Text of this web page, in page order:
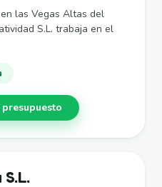
las Vegas Altas del
S.L. trabaja en el